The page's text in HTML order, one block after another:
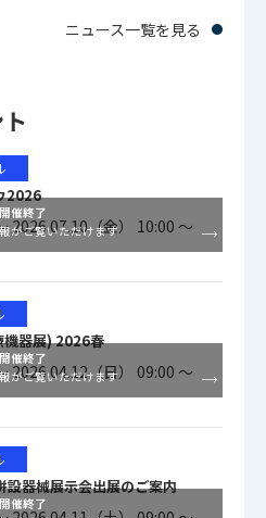
ブースタ
使用
SDI BNC
統 DVI：
P(切
ードの追加
1系統増設
[オプション])
ニュース一覧を見る
2026
2026.07.10（金） 10:00 ～
開催終了
がご覧いただけます
機器展) 2026春
2026.04.12（日） 09:00 ～
開催終了
がご覧いただけます
器械展示会出展のご案内
開催終了